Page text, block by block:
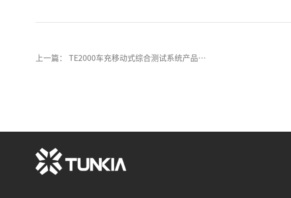
上一篇： TE2000车充移动式综合测试系统产品操